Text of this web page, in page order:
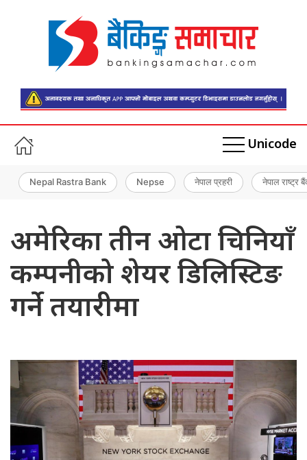
Unicode
Nepal Rastra Bank Nepse नेपाल प्रहरी नेपाल राष्ट्र
अमेरिका तीन ओटा चिनियाँ
कम्पनीको शेयर डिलिस्टिङ
गर्ने तयारीमा